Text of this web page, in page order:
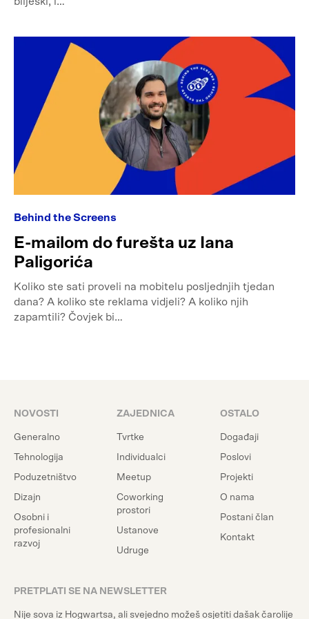
Behind the Screens
E-mailom do furešta uz Iana
Paligorića
Koliko ste sati proveli na mobitelu posljednjih tjedan
dana? A koliko ste reklama vidjeli? A koliko njih
zapamtili? Čovjek bi…
NOVOSTI
Generalno
Tehnologija
Poduzetništvo
Dizajn
Osobni i
profesionalni
razvoj
ZAJEDNICA
Tvrtke
Individualci
Meetup
Coworking
prostori
Ustanove
Udruge
OSTALO
Događaji
Poslovi
Projekti
O nama
Postani član
Kontakt
PRETPLATI SE NA NEWSLETTER
Nije sova iz Hogwartsa, ali svejedno možeš osjetiti dašak čarolije